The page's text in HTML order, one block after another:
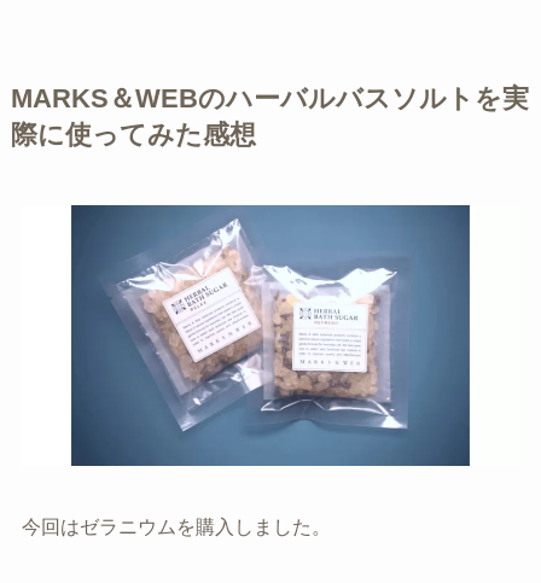
MARKS＆WEBのハーバルバスソルトを実
際に使ってみた感想
今回はゼラニウムを購入しました。